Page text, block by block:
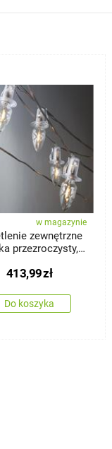
w magazynie
zewnętrzne
przezroczysty,
413,99zł
Do koszyka